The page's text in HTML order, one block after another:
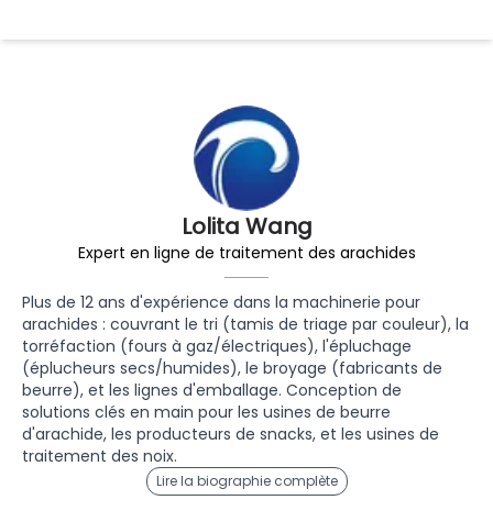
Lolita Wang
Expert en ligne de traitement des arachides
Plus de 12 ans d'expérience dans la machinerie pour
arachides : couvrant le tri (tamis de triage par couleur), la
torréfaction (fours à gaz/électriques), l'épluchage
(éplucheurs secs/humides), le broyage (fabricants de
beurre), et les lignes d'emballage. Conception de
solutions clés en main pour les usines de beurre
d'arachide, les producteurs de snacks, et les usines de
traitement des noix.
Lire la biographie complète